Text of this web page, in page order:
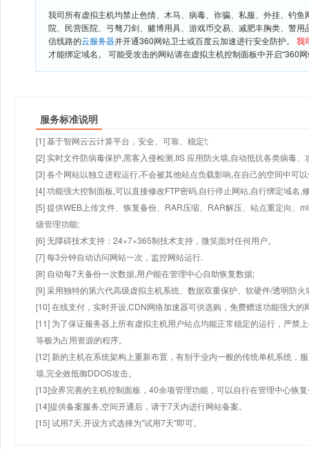
我司所有虚拟主机均禁止色情、木马、病毒、诈骗、私服、外挂、钓
院、民营医院、弓驽刀剑、赌博用具、游戏币交易、减肥丰胸类、警
信线路的云服务器并开通360网站卫士或百度云加速进行安全防护。 我
才能绑定域名。 可能受攻击的网站请在虚拟主机控制面板中开启“360
服务标准说明
[1] 基于智网云云计算平台，安全、可靠、稳定!;
[2] 实时文件防病毒保护,黑客入侵检测,IIS 应用防火墙,自动抵抗各类病毒、
[3] 各个网站以独立进程运行,不会被其他站点负载影响,在自己的空间中可
[4] 功能强大控制面板,可以直接修改FTP密码,自行停止网站,自行绑定域名,
[5] 提供WEB上传文件、恢复备份、RAR压缩、RAR解压、站点重定向、
级管理功能;
[6] 无障碍技术支持：24×7×365制技术支持，微笑面对任何用户。
[7] 每3分钟自动访问网站一次，监控网站运行.
[8] 自动每7天备份一次数据,用户能在管理中心自助恢复数据;
[9] 采用独特的第六代高级虚拟主机系统、数据双重保护、软硬件/透明防火
[10] 在线支付，实时开设,CDN网络加速器可供选购，免费赠送功能强大
[11] 为了保证服务器上所有虚拟主机用户站点均能正常稳定的运行，严禁
等极为占用资源的程序。
[12] 新的主机在系统架构上重新布置，有别于业内一般的传统单机系统，
墙,完全效抵御DDOS攻击。
[13]业界完善的主机控制面板，40余项管理功能，可以自行在管理中心恢
[14]提供备案服务,空间开通后，请于7天内进行网站备案。
[15] 试用7天.开设方式选择为"试用7天"即可。